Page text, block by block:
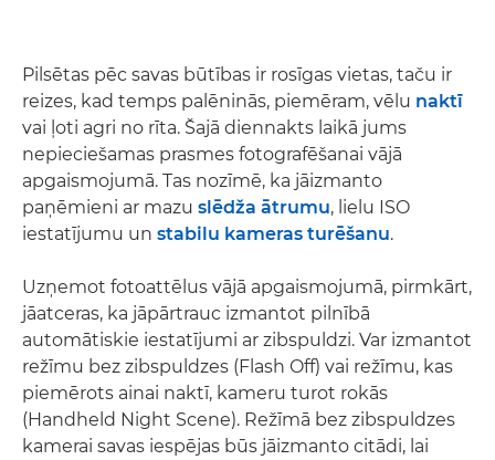
Pilsētas pēc savas būtības ir rosīgas vietas, taču ir
reizes, kad temps palēninās, piemēram, vēlu naktī
vai ļoti agri no rīta. Šajā diennakts laikā jums
nepieciešamas prasmes fotografēšanai vājā
apgaismojumā. Tas nozīmē, ka jāizmanto
paņēmieni ar mazu slēdža ātrumu, lielu ISO
iestatījumu un stabilu kameras turēšanu.
Uzņemot fotoattēlus vājā apgaismojumā, pirmkārt,
jāatceras, ka jāpārtrauc izmantot pilnībā
automātiskie iestatījumi ar zibspuldzi. Var izmantot
režīmu bez zibspuldzes (Flash Off) vai režīmu, kas
piemērots ainai naktī, kameru turot rokās
(Handheld Night Scene). Režīmā bez zibspuldzes
kamerai savas iespējas būs jāizmanto citādi, lai